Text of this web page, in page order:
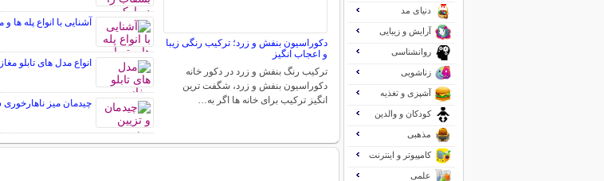
دکوراسیون بنفش و زرد؛ ترکیب رنگی زیبا
و اعجاب انگیز
ترکیب رنگ بنفش و زرد در دکور خانه
دکوراسیون بنفش و زرد، شگفت ترین
انگیز ترکیب برای خانه ها اگر به…
آشنایی با انواع پله ها
انواع مدل های تابلو
چیدمان میز
دنیای مد
آرایش و زیبایی
روانشناسی
زناشویی
آشپزی و تغذیه
کودکان و والدین
مذهبی
کامپیوتر و اینترنت
علمی